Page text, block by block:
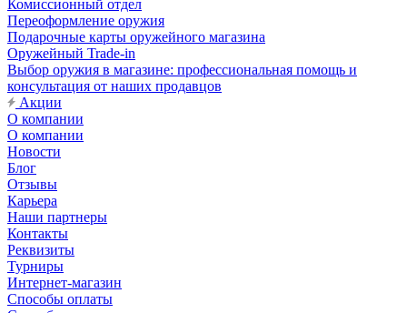
Комиссионный отдел
Переоформление оружия
Подарочные карты оружейного магазина
Оружейный Trade-in
Выбор оружия в магазине: профессиональная помощь и
консультация от наших продавцов
Акции
О компании
О компании
Новости
Блог
Отзывы
Карьера
Наши партнеры
Контакты
Реквизиты
Турниры
Интернет-магазин
Способы оплаты